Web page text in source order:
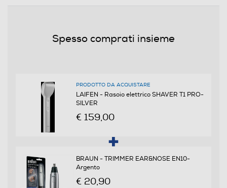
Dotazioni - Personalizzazioni
Pettine distanziatore
Custodia
Spesso comprati insieme
PRODOTTO DA ACQUISTARE
LAIFEN - Rasoio elettrico SHAVER T1 PRO-
SILVER
€ 159,00
BRAUN - TRIMMER EAR&NOSE EN10-
Argento
€ 20,90